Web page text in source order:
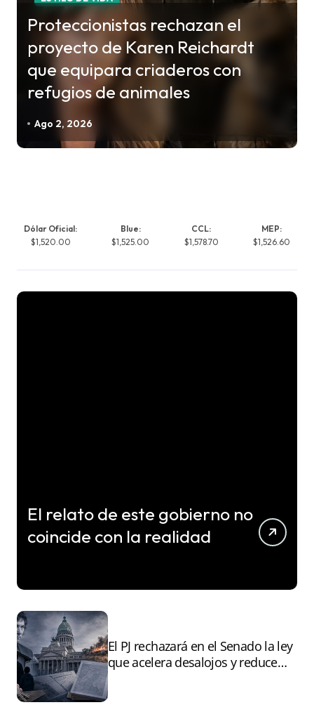
Proteccionistas rechazan el
proyecto de Karen Reichardt
que equipara criaderos con
refugios de animales
Ago 2, 2026
Dólar Oficial:
$1,520.00
Blue:
$1,525.00
CCL:
$1,578.70
MEP:
$1,526.60
El relato de este gobierno no
coincide con la realidad
El PJ rechazará en el Senado la ley
que acelera desalojos y reduce